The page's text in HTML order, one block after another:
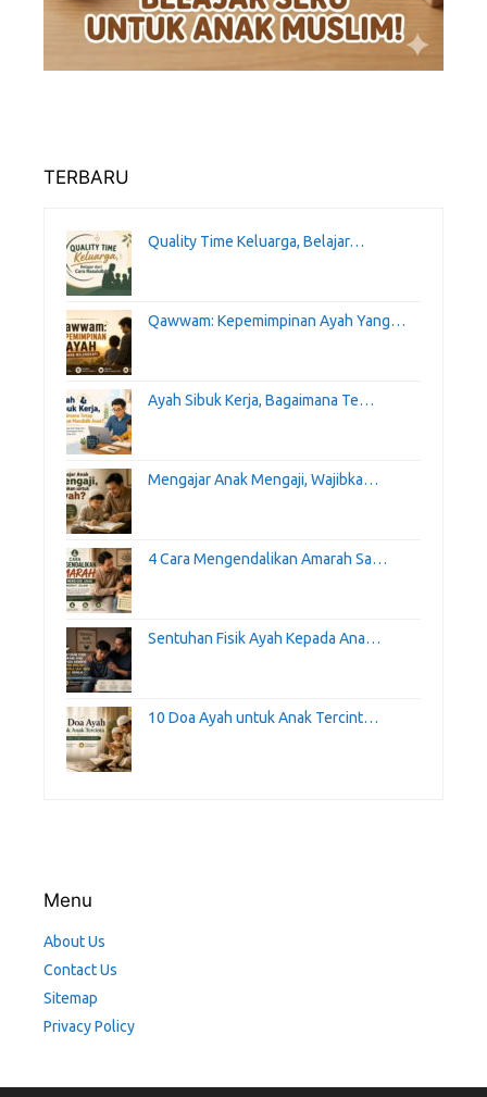
TERBARU
Quality Time Keluarga, Belajar…
Qawwam: Kepemimpinan Ayah Yang…
Ayah Sibuk Kerja, Bagaimana Te…
Mengajar Anak Mengaji, Wajibka…
4 Cara Mengendalikan Amarah Sa…
Sentuhan Fisik Ayah Kepada Ana…
10 Doa Ayah untuk Anak Tercint…
Menu
About Us
Contact Us
Sitemap
Privacy Policy